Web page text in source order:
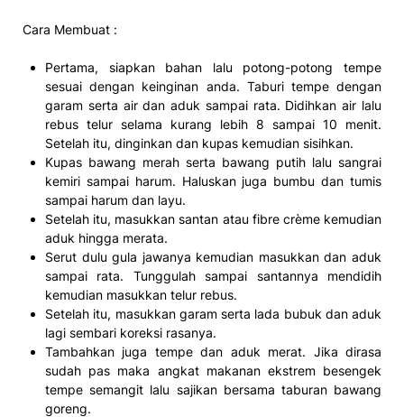
Cara Membuat :
Pertama, siapkan bahan lalu potong-potong tempe
sesuai dengan keinginan anda. Taburi tempe dengan
garam serta air dan aduk sampai rata. Didihkan air lalu
rebus telur selama kurang lebih 8 sampai 10 menit.
Setelah itu, dinginkan dan kupas kemudian sisihkan.
Kupas bawang merah serta bawang putih lalu sangrai
kemiri sampai harum. Haluskan juga bumbu dan tumis
sampai harum dan layu.
Setelah itu, masukkan santan atau fibre crème kemudian
aduk hingga merata.
Serut dulu gula jawanya kemudian masukkan dan aduk
sampai rata. Tunggulah sampai santannya mendidih
kemudian masukkan telur rebus.
Setelah itu, masukkan garam serta lada bubuk dan aduk
lagi sembari koreksi rasanya.
Tambahkan juga tempe dan aduk merat. Jika dirasa
sudah pas maka angkat makanan ekstrem besengek
tempe semangit lalu sajikan bersama taburan bawang
goreng.